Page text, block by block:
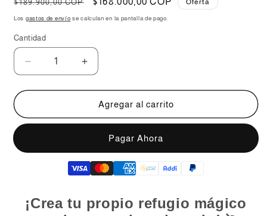
habitual
$189.900,00 COP
de
Oferta
Los gastos de envío se calculan en la pantalla de pago.
Cantidad
Reducir
cantidad
para
Unicornio
Aumentar
cantidad
para
Carpa
Unicornio
Agregar al carrito
Comprar ahora
¡Crea tu propio refugio mágico